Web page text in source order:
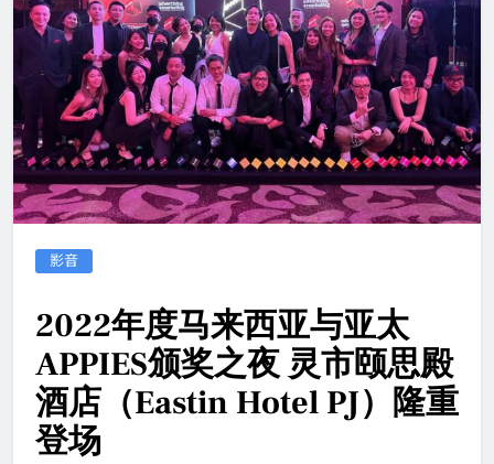
影音
2022年度马来西亚与亚太
APPIES颁奖之夜 灵市颐思殿
酒店（Eastin Hotel PJ）隆重
登场